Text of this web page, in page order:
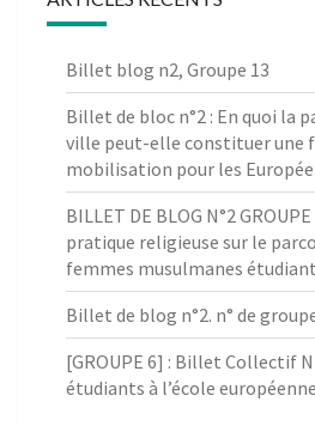
Billet blog n2, Groupe 13
Billet de bloc n°2 : En quoi la
ville peut-elle constituer une
mobilisation pour les
BILLET DE BLOG N°2
pratique religieuse sur le
femmes musulmanes
Billet de blog n°2. n° de
[GROUPE 6] : Billet Collectif
étudiants à l’école